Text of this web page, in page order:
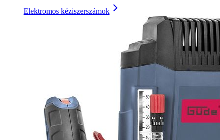
Elektromos kéziszerszámok